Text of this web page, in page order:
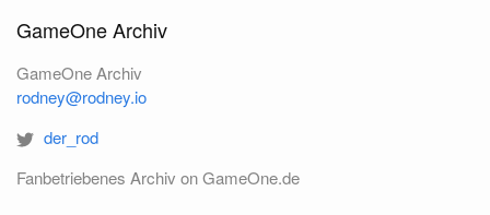
GameOne Archiv
GameOne Archiv
rodney@rodney.io
der_rod
Fanbetriebenes Archiv on GameOne.de